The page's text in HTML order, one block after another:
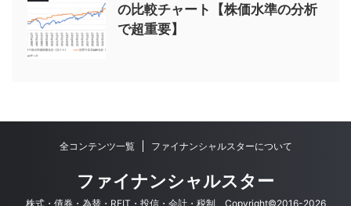
の比較チャート【株価水準の分析
で超重要】
全コンテンツ一覧 ファイナンシャルスターについて
ファイナンシャルスター
株式・債券・為替・REIT・投信・会計・税制 Copyright©2016-2026